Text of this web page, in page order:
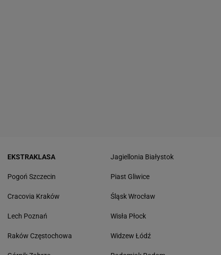
EKSTRAKLASA
Pogoń Szczecin
Cracovia Kraków
Lech Poznań
Raków Częstochowa
Jagiellonia Białystok
Piast Gliwice
Śląsk Wrocław
Wisła Płock
Widzew Łódź